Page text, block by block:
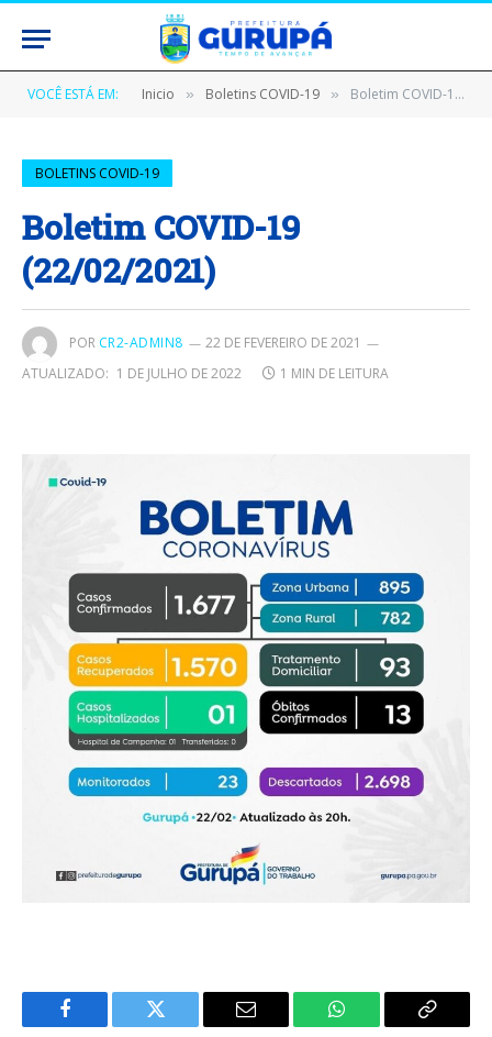
VOCÊ ESTÁ EM: Inicio » Boletins COVID-19 » Boletim COVID-19 (22/02/2021)
BOLETINS COVID-19
Boletim COVID-19
(22/02/2021)
POR CR2-ADMIN8
22 DE FEVEREIRO DE 2021
ATUALIZADO: 1 DE JULHO DE 2022 1 MIN DE LEITURA
Facebook Twitter
E-
WhatsApp Copiar